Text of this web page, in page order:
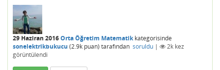
29 Haziran 2016Orta Öğretim Matematikkategorisinde
sonelektrikbukucu (2.9k puan) tarafından soruldu | 2k kez
görüntülendi